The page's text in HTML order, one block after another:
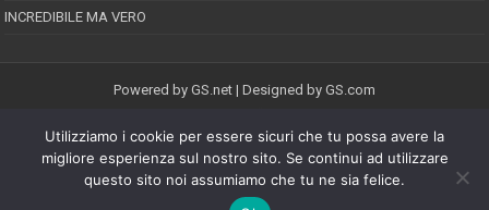
INCREDIBILE MA VERO
Powered by GS.net | Designed by GS.com
EPINEION EDITRICE S.R.L.P.Iva 02008710689
Registrazione Tribunale di Pescara reg. speciale della stampa n.08/2012
Direttore responsabile: Maurizio Piccinino
Iscrizione al ROC n.22607
Utilizziamo i cookie per essere sicuri che tu possa avere la
migliore esperienza sul nostro sito. Se continui ad utilizzare
questo sito noi assumiamo che tu ne sia felice.